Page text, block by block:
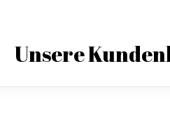
Unsere